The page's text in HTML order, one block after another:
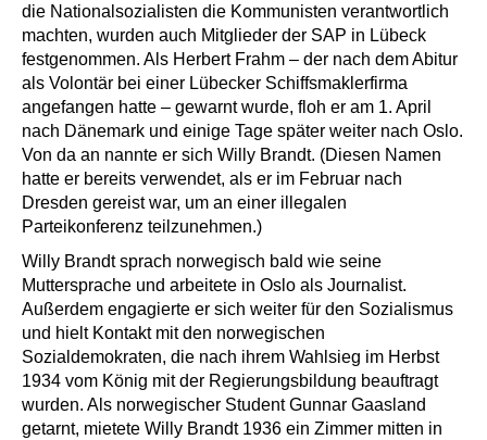
die Nationalsozialisten die Kommunisten verantwortlich
machten, wurden auch Mitglieder der SAP in Lübeck
festgenommen. Als Herbert Frahm – der nach dem Abitur
als Volontär bei einer Lübecker Schiffsmaklerfirma
angefangen hatte – gewarnt wurde, floh er am 1. April
nach Dänemark und einige Tage später weiter nach Oslo.
Von da an nannte er sich Willy Brandt. (Diesen Namen
hatte er bereits verwendet, als er im Februar nach
Dresden gereist war, um an einer illegalen
Parteikonferenz teilzunehmen.)
Willy Brandt sprach norwegisch bald wie seine
Muttersprache und arbeitete in Oslo als Journalist.
Außerdem engagierte er sich weiter für den Sozialismus
und hielt Kontakt mit den norwegischen
Sozialdemokraten, die nach ihrem Wahlsieg im Herbst
1934 vom König mit der Regierungsbildung beauftragt
wurden. Als norwegischer Student Gunnar Gaasland
getarnt, mietete Willy Brandt 1936 ein Zimmer mitten in